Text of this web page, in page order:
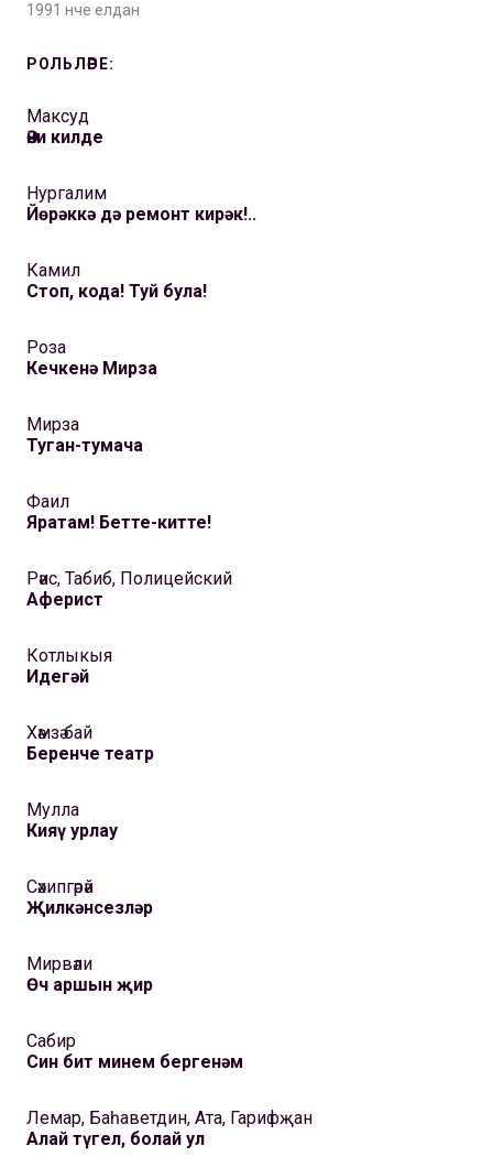
1991 нче елдан
РОЛЬЛӘРЕ:
Максуд
Әни килде
Нургалим
Йөрәккә дә ремонт кирәк!..
Камил
Стоп, кода! Туй була!
Роза
Кечкенә Мирза
Мирза
Туган-тумача
Фаил
Яратам! Бетте-китте!
Рәис, Табиб, Полицейский
Аферист
Котлыкыя
Идегәй
Хәмзә бай
Беренче театр
Мулла
Кияү урлау
Сәхипгәрәй
Җилкәнсезләр
Мирвәли
Өч аршын җир
Сабир
Син бит минем бергенәм
Лемар, Баһаветдин, Ата, Гарифҗан
Алай түгел, болай ул